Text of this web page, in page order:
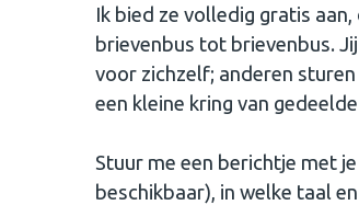
Ik bied ze volledig gratis
brievenbus tot brievenbus.
voor zichzelf; anderen
een kleine kring van
Stuur me een berichtje met
beschikbaar), in welke taal